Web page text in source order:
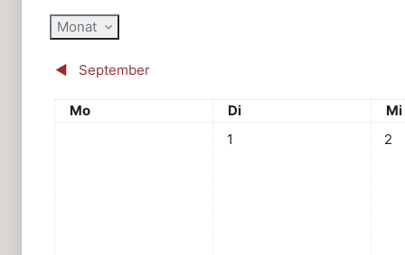
Monat
◀︎ September
Montag
Mo Dienstag
Di Mi
Keine Termine, Dienstag, 1.
1 2